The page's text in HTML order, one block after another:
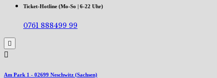
Ticket-Hotline (Mo-So | 6-22 Uhr)
0761 888499 99
Am Park 1 - 02699 Neschwitz (Sachsen)